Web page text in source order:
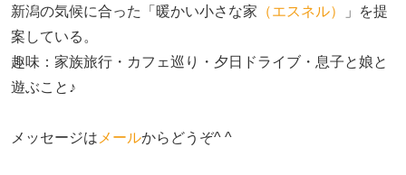
新潟の気候に合った「暖かい小さな家 （エスネル）
」を提
案している。
趣味：家族旅行・カフェ巡り・夕日ドライブ・息子と娘と
遊ぶこと♪
メッセージは メールからどうぞ^ ^